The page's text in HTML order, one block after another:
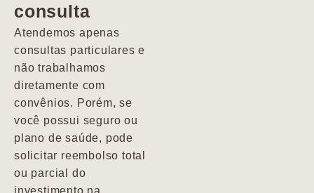
consulta
Atendemos apenas
consultas particulares e
não trabalhamos
diretamente com
convênios. Porém, se
você possui seguro ou
plano de saúde, pode
solicitar reembolso total
ou parcial do
investimento na